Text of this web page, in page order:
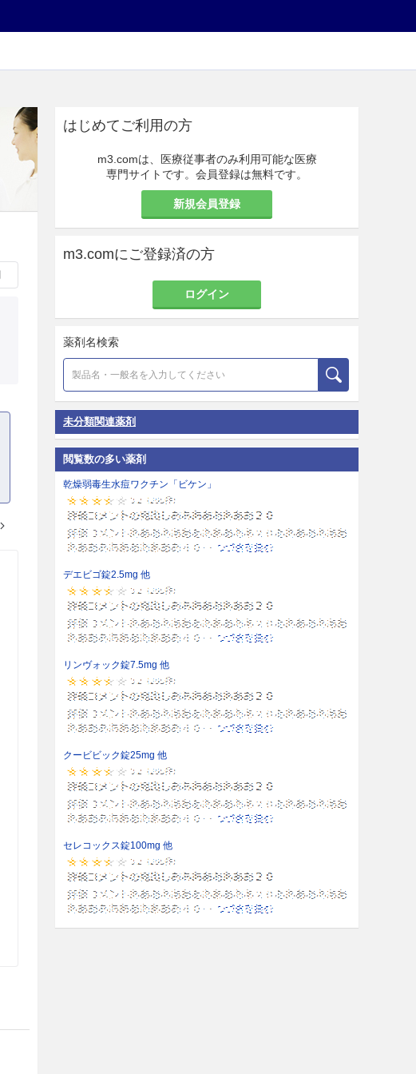
はじめてご利用の方
m3.comは、医療従事者のみ利用可能な医療
専門サイトです。会員登録は無料です。
新規会員登録
m3.comにご登録済の方
ログイン
薬剤名検索
未分類関連薬剤
閲覧数の多い薬剤
乾燥弱毒生水痘ワクチン「ビケン」
デエビゴ錠2.5mg 他
リンヴォック錠7.5mg 他
クービビック錠25mg 他
セレコックス錠100mg 他